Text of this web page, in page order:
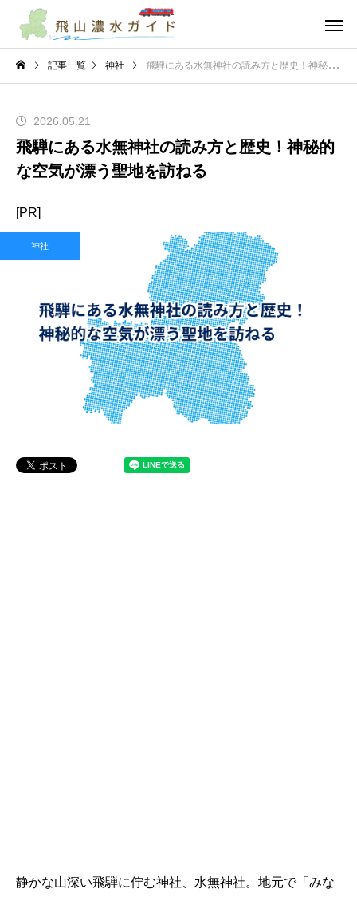
記事一覧 神社 飛騨にある水無神社の読み方と歴史！神秘的な空気が漂う聖地を訪ねる
2026.05.21
飛騨にある水無神社の読み方と歴史！神秘的
な空気が漂う聖地を訪ねる
[PR]
神社
静かな山深い飛騨に佇む神社、水無神社。地元で「みな